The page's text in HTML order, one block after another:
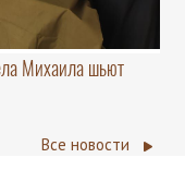
Михаила шьют
Все новости